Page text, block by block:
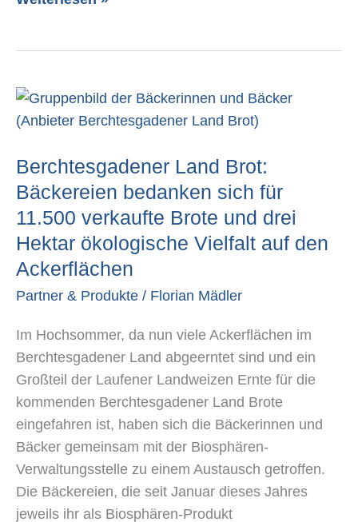
Berchtesgadener Land Brot:
Bäckereien bedanken sich für
11.500 verkaufte Brote und drei
Hektar ökologische Vielfalt auf den
Ackerflächen
Partner & Produkte / Florian Mädler
Im Hochsommer, da nun viele Ackerflächen im
Berchtesgadener Land abgeerntet sind und ein
Großteil der Laufener Landweizen Ernte für die
kommenden Berchtesgadener Land Brote
eingefahren ist, haben sich die Bäckerinnen und
Bäcker gemeinsam mit der Biosphären-
Verwaltungsstelle zu einem Austausch getroffen.
Die Bäckereien, die seit Januar dieses Jahres
jeweils ihr als Biosphären-Produkt
Berchtesgadener
Land
Bäckereien
bedanken
sich
11.500
verkaufte
Brote
drei
Hektar
ökologische
Vielfalt
auf
den
Ackerflächen